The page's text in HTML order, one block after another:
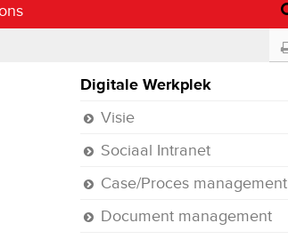
Digitale Werkplek
Visie
Sociaal Intranet
Case/Proces management
Document management